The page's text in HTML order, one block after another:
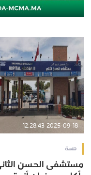
2025-09-18 12:28:43
صحة
مستشفى الحسن